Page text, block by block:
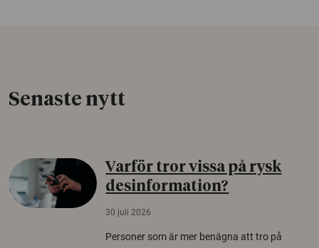
Senaste nytt
Varför tror vissa på rysk
desinformation?
30 juli 2026
Personer som är mer benägna att tro på